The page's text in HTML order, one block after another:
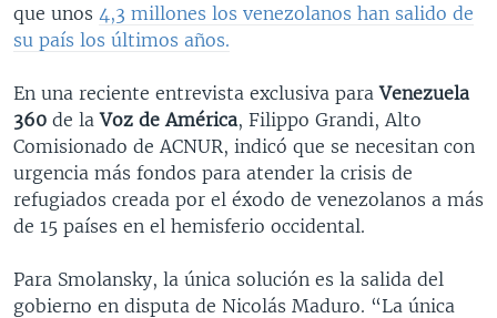
que unos 4,3 millones los venezolanos han salido de
su país los últimos años.
En una reciente entrevista exclusiva paraVenezuela
360 de laVoz de América, Filippo Grandi, Alto
Comisionado de ACNUR, indicó que se necesitan con
urgencia más fondos para atender la crisis de
refugiados creada por el éxodo de venezolanos a más
de 15 países en el hemisferio occidental.
Para Smolansky, la única solución es la salida del
gobierno en disputa de Nicolás Maduro. “La única